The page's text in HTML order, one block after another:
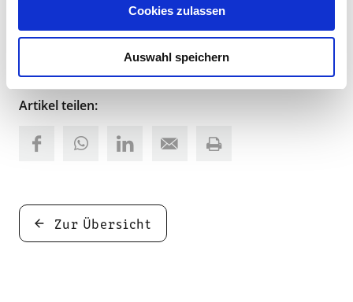
Cookies zulassen
Auswahl speichern
Artikel teilen:
Zur Übersicht